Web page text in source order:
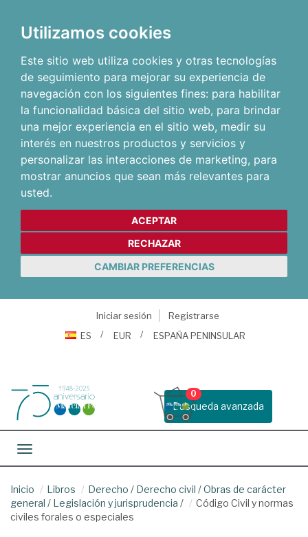
Utilizamos cookies
Este sitio web utiliza cookies y otras tecnologías
de seguimiento para mejorar su experiencia de
navegación con los siguientes fines: para habilitar
la funcionalidad básica del sitio web, para brindar
una mejor experiencia en el sitio web, medir su
interés en nuestros productos y servicios y
personalizar las interacciones de marketing, para
mostrar anuncios que sean más relevantes para
usted.
ACEPTAR
RECHAZAR
CAMBIAR PREFERENCIAS
Iniciar sesión
Registrarse
ES
EUR ESPAÑA PENINSULAR
Busqueda avanzada
0
Toggle navigation
Inicio Libros Derecho / Derecho civil /Obras de carácter
general / Legislación y jurisprudencia /
Código Civil y normas
civiles forales o especiales